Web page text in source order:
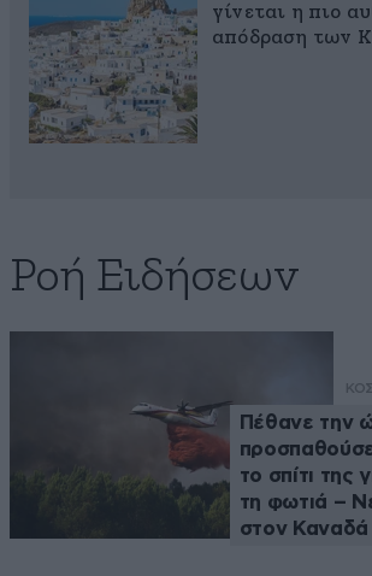
γίνεται η πιο
απόδραση των
Ροή Ειδήσεων
Πέθανε την
το σπίτι της
τη φωτιά –
στον Καναδά